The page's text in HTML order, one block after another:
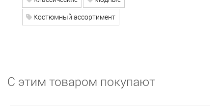
Костюмный ассортимент
С этим товаром покупают